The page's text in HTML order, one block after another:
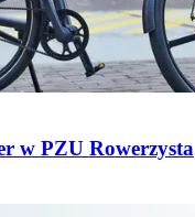
w PZU Rowerzysta